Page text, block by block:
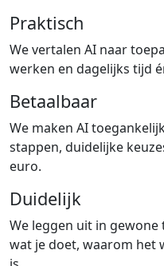
Praktisch
We vertalen AI naar
werken en dagelijks tijd
Betaalbaar
We maken AI
stappen, duidelijke
euro.
Duidelijk
We leggen uit in gewone
wat je doet, waarom het